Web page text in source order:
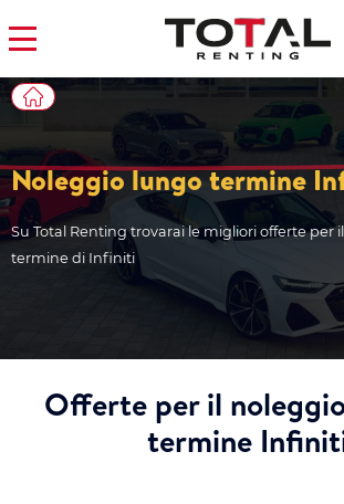
Noleggio lungo termine
Su Total Renting trovarai le migliori offerte per
termine di Infiniti
Offerte per il
termine